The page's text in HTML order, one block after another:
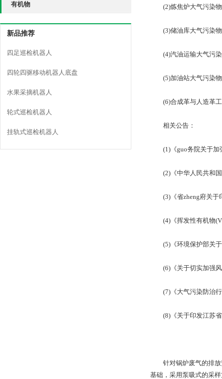
有机物
新品推荐
四足巡检机器人
四轮四驱移动机器人底盘
水果采摘机器人
轮式巡检机器人
挂轨式巡检机器人
(2)炼焦炉大气污染物
(3)储油库大气污染物
(4)汽油运输大气污染
(5)加油站大气污染物
(6)合成革与人造革工
相关公告：
(1)《guo务院关于加
(2)《中华人民共和国
(3)《省zheng府关于
(4)《挥发性有机物
(5)《环境保护部关于
(6)《关于切实加强风
(7)《大气污染防治行
(8)《关于印发江苏省
针对锅炉废气的排放监
基础，采用泵吸式的采